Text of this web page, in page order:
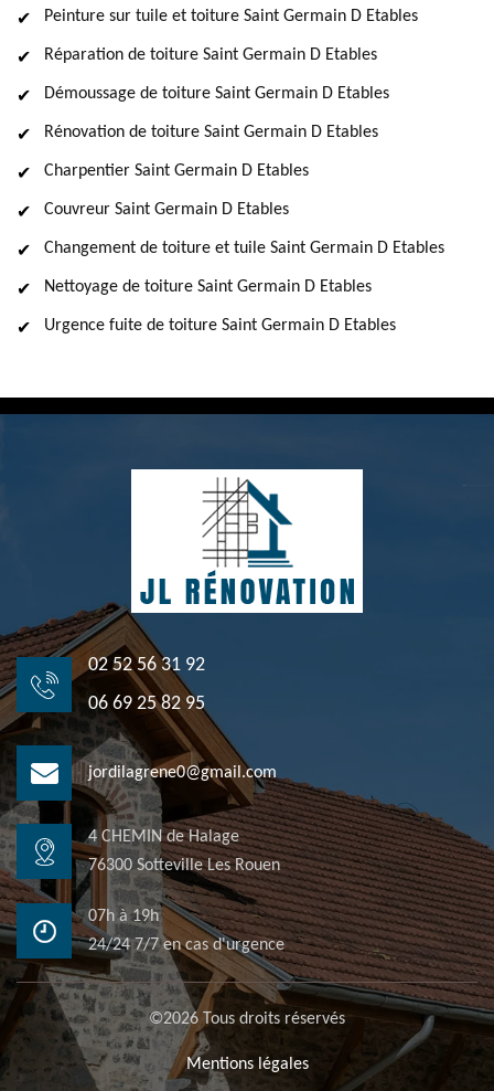
Peinture sur tuile et toiture Saint Germain D Etables
Réparation de toiture Saint Germain D Etables
Démoussage de toiture Saint Germain D Etables
Rénovation de toiture Saint Germain D Etables
Charpentier Saint Germain D Etables
Couvreur Saint Germain D Etables
Changement de toiture et tuile Saint Germain D Etables
Nettoyage de toiture Saint Germain D Etables
Urgence fuite de toiture Saint Germain D Etables
02 52 56 31 92
06 69 25 82 95
jordilagrene0@gmail.com
4 CHEMIN de Halage
76300 Sotteville Les Rouen
07h à 19h
24/24 7/7 en cas d'urgence
©2026 Tous droits réservés
Mentions légales